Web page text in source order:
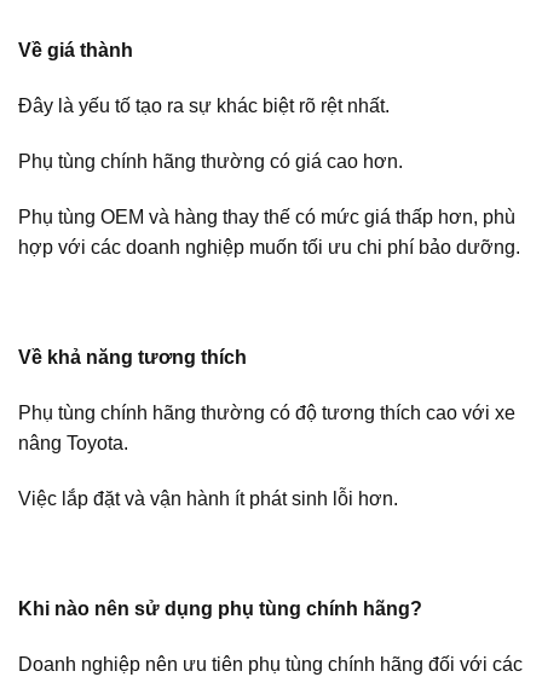
Về giá thành
Đây là yếu tố tạo ra sự khác biệt rõ rệt nhất.
Phụ tùng chính hãng thường có giá cao hơn.
Phụ tùng OEM và hàng thay thế có mức giá thấp hơn, phù
hợp với các doanh nghiệp muốn tối ưu chi phí bảo dưỡng.
Về khả năng tương thích
Phụ tùng chính hãng thường có độ tương thích cao với xe
nâng Toyota.
Việc lắp đặt và vận hành ít phát sinh lỗi hơn.
Khi nào nên sử dụng phụ tùng chính hãng?
Doanh nghiệp nên ưu tiên phụ tùng chính hãng đối với các